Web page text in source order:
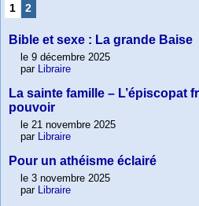
1 2
Bible et sexe : La grande Baise
le 9 décembre 2025
par Libraire
La sainte famille – L’épiscopat
pouvoir
le 21 novembre 2025
par Libraire
Pour un athéisme éclairé
le 3 novembre 2025
par Libraire